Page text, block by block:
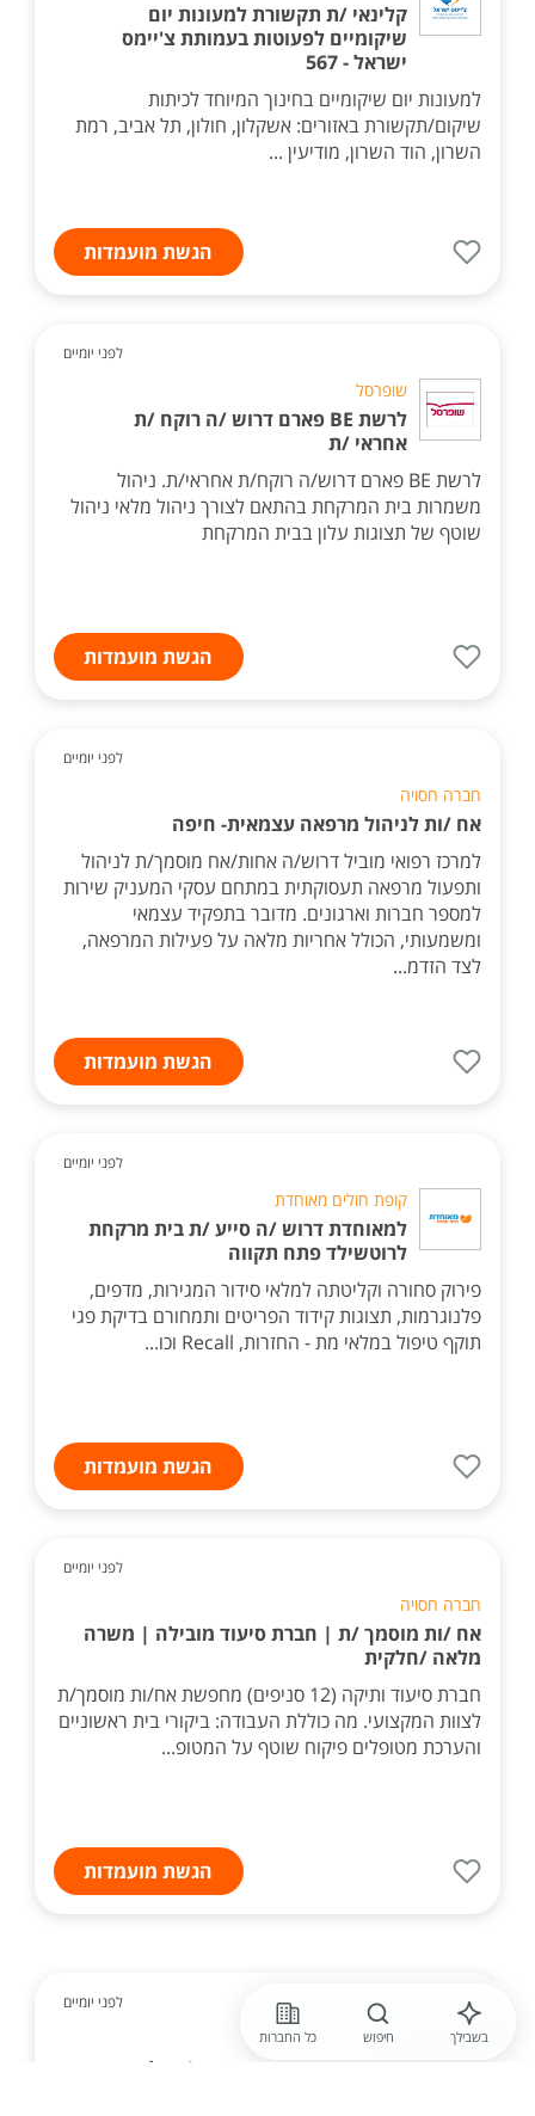
קלינאי /ת תקשורת למעונות יום
שיקומיים לפעוטות בעמותת צ'יימס
ישראל - 567
למעונות יום שיקומיים בחינוך המיוחד לכיתות
שיקום/תקשורת באזורים: אשקלון, חולון, תל אביב, רמת
השרון, הוד השרון, מודיעין ...
הגשת מועמדות
לפני יומיים
שופרסל
לרשת BE פארם דרוש /ה רוקח /ת
אחראי /ת
לרשת BE פארם דרוש/ה רוקח/ת אחראי/ת. ניהול
משמרות בית המרקחת בהתאם לצורך ניהול מלאי ניהול
שוטף של תצוגות עלון בבית המרקחת
הגשת מועמדות
לפני יומיים
חברה חסויה
אח /ות לניהול מרפאה עצמאית- חיפה
למרכז רפואי מוביל דרוש/ה אחות/אח מוסמך/ת לניהול
ותפעול מרפאה תעסוקתית במתחם עסקי המעניק שירות
למספר חברות וארגונים. מדובר בתפקיד עצמאי
ומשמעותי, הכולל אחריות מלאה על פעילות המרפאה,
לצד הזדמ...
הגשת מועמדות
לפני יומיים
קופת חולים מאוחדת
למאוחדת דרוש /ה סייע /ת בית מרקחת
לרוטשילד פתח תקווה
פירוק סחורה וקליטתה למלאי סידור המגירות, מדפים,
פלנוגרמות, תצוגות קידוד הפריטים ותמחורם בדיקת פגי
תוקף טיפול במלאי מת - החזרות, Recall וכו...
הגשת מועמדות
לפני יומיים
חברה חסויה
אח /ות מוסמך /ת | חברת סיעוד מובילה | משרה
מלאה /חלקית
חברת סיעוד ותיקה (12 סניפים) מחפשת אח/ות מוסמך/ת
לצוות המקצועי. מה כוללת העבודה: ביקורי בית ראשוניים
והערכת מטופלים פיקוח שוטף על המטופ...
הגשת מועמדות
לפני יומיים
אסותא מרכזים רפואיים
אסותא עכו מגייסת דימותן /ית למכון
בשבילך חיפוש כל החברות